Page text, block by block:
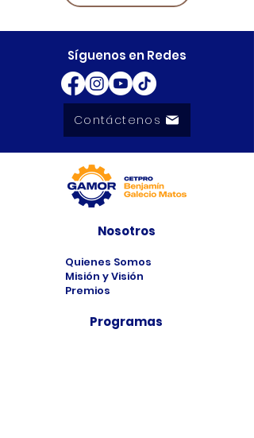
Síguenos en Redes
Contáctenos
Nosotros
Quienes Somos
Misión y Visión
Premios
Programas